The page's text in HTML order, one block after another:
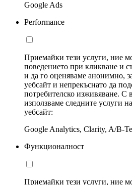
Google Ads
Performance
Приемайки тези услуги, ние
поведението при кликване и
и да го оценяваме анонимно,
уебсайт и непрекъснато да
потребителско изживяване. С
използваме следните услуги
уебсайт:
Google Analytics, Clarity, A/B-
Функционалност
Приемайки тези услуги, ние